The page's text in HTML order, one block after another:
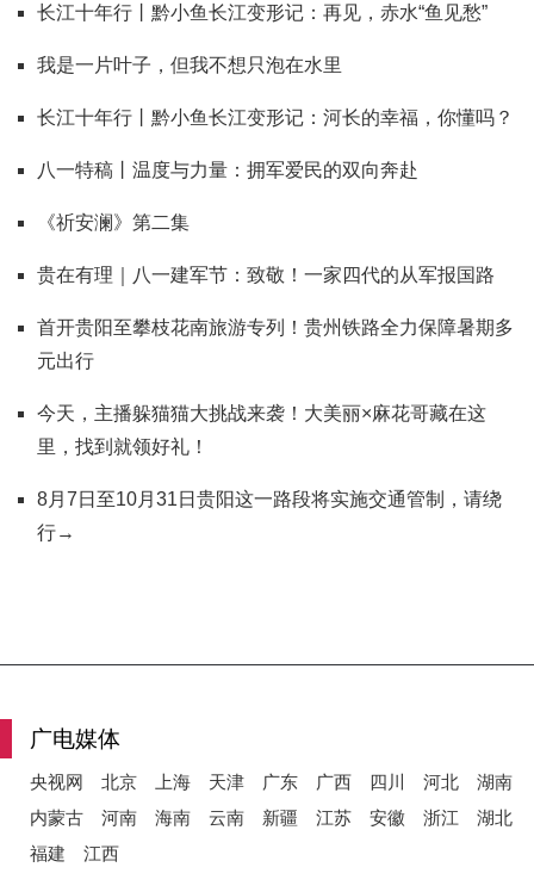
长江十年行丨黔小鱼长江变形记：再见，赤水“鱼见愁”
我是一片叶子，但我不想只泡在水里
长江十年行丨黔小鱼长江变形记：河长的幸福，你懂吗？
八一特稿丨温度与力量：拥军爱民的双向奔赴
《祈安澜》第二集
贵在有理｜八一建军节：致敬！一家四代的从军报国路
首开贵阳至攀枝花南旅游专列！贵州铁路全力保障暑期多
元出行
今天，主播躲猫猫大挑战来袭！大美丽×麻花哥藏在这
里，找到就领好礼！
8月7日至10月31日贵阳这一路段将实施交通管制，请绕
行→
广电媒体
央视网 北京 上海 天津 广东 广西 四川 河北
湖南
内蒙古
河南 海南 云南 新疆 江苏 安徽 浙江
湖北
福建
江西